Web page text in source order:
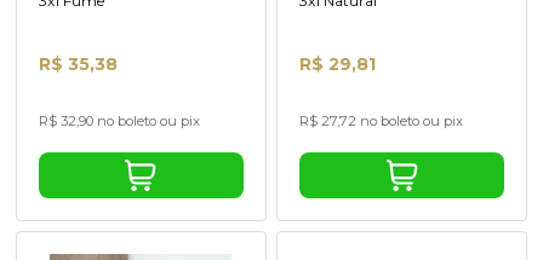
R$ 35,38
R$ 32,90 no boleto ou pix
R$ 29,81
R$ 27,72 no boleto ou pix